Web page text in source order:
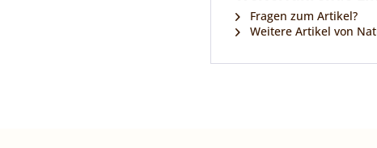
Fragen zum Artikel?
Weitere Artikel von